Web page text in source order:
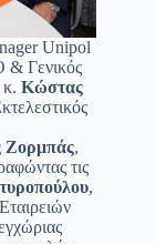
Unipol
& Γενικός
Κώστας
Ζορμπάς,
τις
,